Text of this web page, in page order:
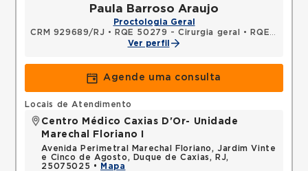
Paula Barroso Araujo
Proctologia Geral
CRM 929689/RJ • RQE 50279 - Cirurgia geral •
RQE 50280 - Coloproctologia
Ver perfil
Agende uma consulta
Locais de Atendimento
Centro Médico Caxias D'Or- Unidade
Marechal Floriano I
Avenida Perimetral Marechal Floriano, Jardim Vinte
e Cinco de Agosto, Duque de Caxias, RJ,
25075025 •
Mapa